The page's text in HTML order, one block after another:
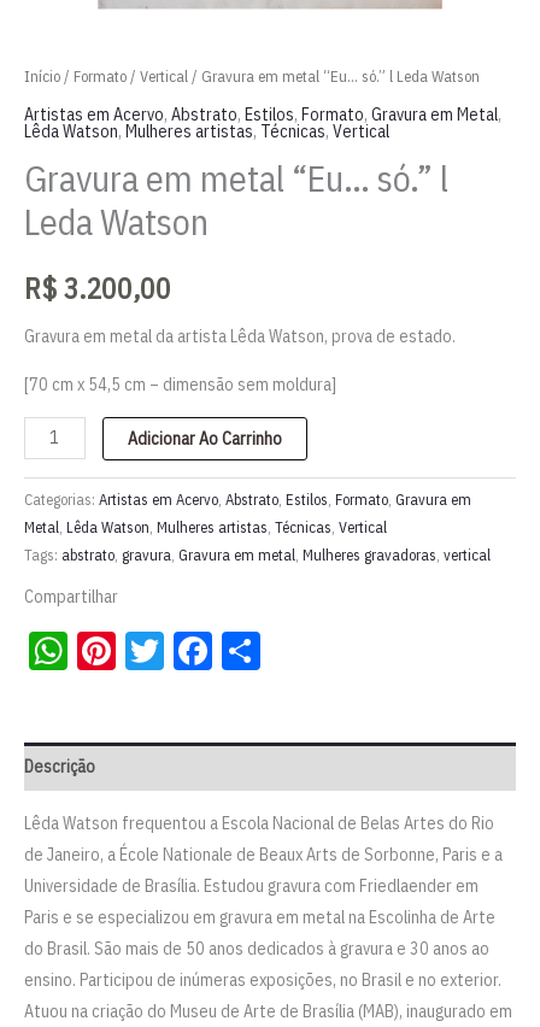
Início/ Formato/ Vertical/ Gravura em metal “Eu… só.” l Leda Watson
Artistas em Acervo, Abstrato, Estilos, Formato, Gravura em Metal,
Lêda Watson, Mulheres artistas, Técnicas, Vertical
Gravura em metal “Eu… só.” l
Leda Watson
R$3.200,00
Gravura em metal da artista Lêda Watson, prova de estado.
[70 cm x 54,5 cm – dimensão sem moldura]
Gravura
em
metal
"Eu...
só."
l
Watson
Adicionar Ao Carrinho
Categorias: Artistas em Acervo Abstrato Estilos Formato Gravura em
Metal Lêda Watson Mulheres artistas Técnicas Vertical
Tags: abstrato gravura Gravura em metal Mulheres gravadoras vertical
Compartilhar
WhatsApp
Pinterest
TwitterFacebook
Descrição
Lêda Watson frequentou a Escola Nacional de Belas Artes do Rio
de Janeiro, a École Nationale de Beaux Arts de Sorbonne, Paris e a
Universidade de Brasília. Estudou gravura com Friedlaender em
Paris e se especializou em gravura em metal na Escolinha de Arte
do Brasil. São mais de 50 anos dedicados à gravura e 30 anos ao
ensino. Participou de inúmeras exposições, no Brasil e no exterior.
Atuou na criação do Museu de Arte de Brasília (MAB), inaugurado em